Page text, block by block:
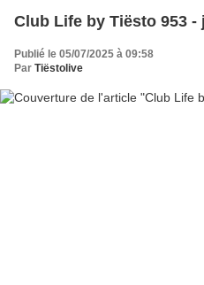
Club Life by Tiësto 953 -
Publié le 05/07/2025 à 09:58
Par Tiëstolive